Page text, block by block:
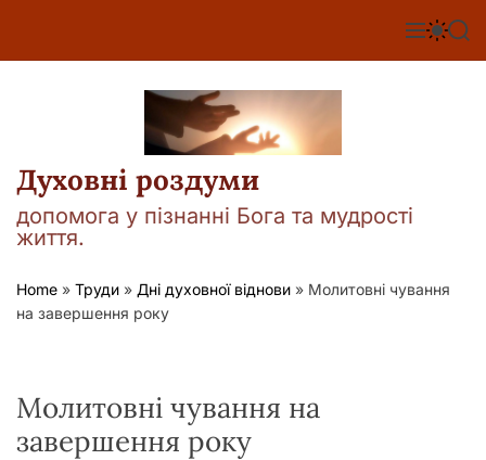
р
М П
р
П
Духовні роздуми
допомога у пізнанні Бога та мудрості
життя.
Home » Труди » Дні духовної віднови » Молитовні чування
на завершення року
Молитовні чування на
завершення року